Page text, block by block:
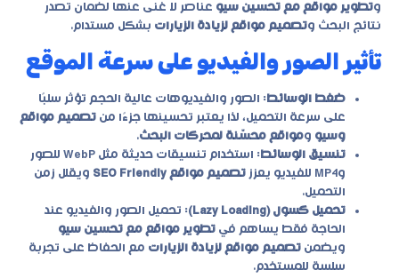
وتطوير مواقع مع تحسين سيو عناصر لا غنى عنها لضمان تصدر
نتائج البحث وتصميم مواقع لزيادة الزيارات بشكل مستدام.
تأثير الصور والفيديو على سرعة الموقع
ضغط الوسائط : الصور والفيديوهات عالية الحجم تؤثر سلبًا
على سرعة التحميل، لذا يعتبر تحسينها جزءًا من تصميم مواقع
وسيو ومواقع محسّنة لمحركات البحث.
تنسيق الوسائط
: استخدام تنسيقات حديثة مثل WebP للصور
وMP4 للفيديو يعزز
تصميم مواقع SEO Friendly
ويقلل زمن
التحميل.
تحميل كسول (Lazy Loading)
: تحميل الصور والفيديو عند
الحاجة فقط يساهم في تطوير مواقع مع تحسين سيو
ويضمن تصميم مواقع لزيادة الزيارات مع الحفاظ على تجربة
سلسة للمستخدم.